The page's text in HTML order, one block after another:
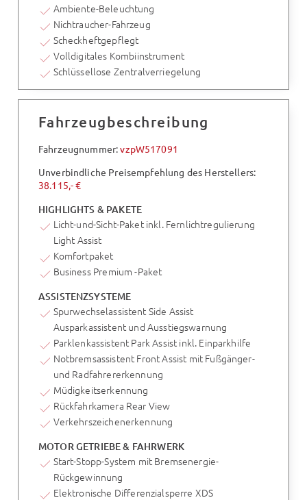
Ambiente-Beleuchtung
Nichtraucher-Fahrzeug
Scheckheftgepflegt
Volldigitales Kombiinstrument
Schlüssellose Zentralverriegelung
Fahrzeugbeschreibung
Fahrzeugnummer:vzpW517091
Unverbindliche Preisempfehlung des Herstellers:
38.115,- €
HIGHLIGHTS & PAKETE
Licht-und-Sicht-Paket inkl. Fernlichtregulierung
Light Assist
Komfortpaket
Business Premium -Paket
ASSISTENZSYSTEME
Spurwechselassistent Side Assist
Ausparkassistent und Ausstiegswarnung
Parklenkassistent Park Assist inkl. Einparkhilfe
Notbremsassistent Front Assist mit Fußgänger-
und Radfahrererkennung
Müdigkeitserkennung
Rückfahrkamera Rear View
Verkehrszeichenerkennung
MOTOR GETRIEBE & FAHRWERK
Start-Stopp-System mit Bremsenergie-
Rückgewinnung
Elektronische Differenzialsperre XDS